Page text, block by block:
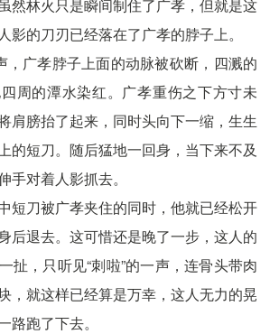
然林火只是瞬间制住了广孝，但就是这
影的刀刃已经落在了广孝的脖子上。
，广孝脖子上面的动脉被砍断，四溅的
周的潭水染红。广孝重伤之下方寸未
肩膀抬了起来，同时头向下一缩，生生
的短刀。随后猛地一回身，当下来不及
手对着人影抓去。
短刀被广孝夹住的同时，他就已经松开
后退去。这可惜还是晚了一步，这人的
扯，只听见“刺啦”的一声，连骨头带肉
，就这样已经算是万幸，这人无力的晃
路跑了下去。